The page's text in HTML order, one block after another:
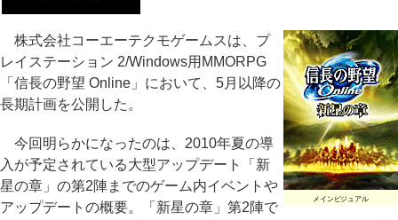
メインビジュアル
株式会社コーエーテクモゲームスは、プ
レイステーション 2/Windows用MMORPG
「信長の野望 Online」において、5月以降の
長期計画を公開した。
今回明らかになったのは、2010年夏の導
入が予定されている大型アップデート「新
星の章」の第2陣までのゲーム内イベントや
アップデートの概要。「新星の章」第2陣で